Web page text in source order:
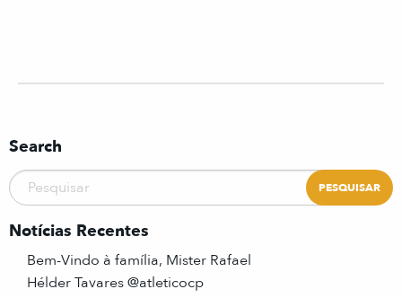
Search
Notícias Recentes
Bem-Vindo à família, Mister Rafael
Hélder Tavares @atleticocp